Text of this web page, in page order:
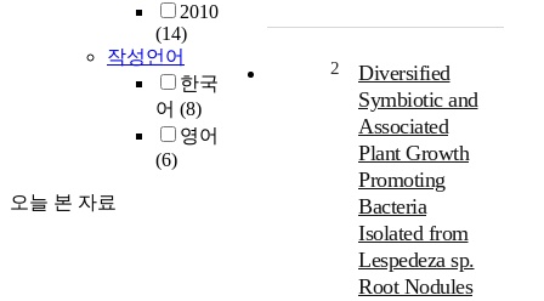
2010
(14)
작성언어
한국
어 (8)
영어
(6)
오늘 본 자료
2
Diversified
Symbiotic and
Associated
Plant Growth
Promoting
Bacteria
Isolated from
Lespedeza sp.
Root Nodules